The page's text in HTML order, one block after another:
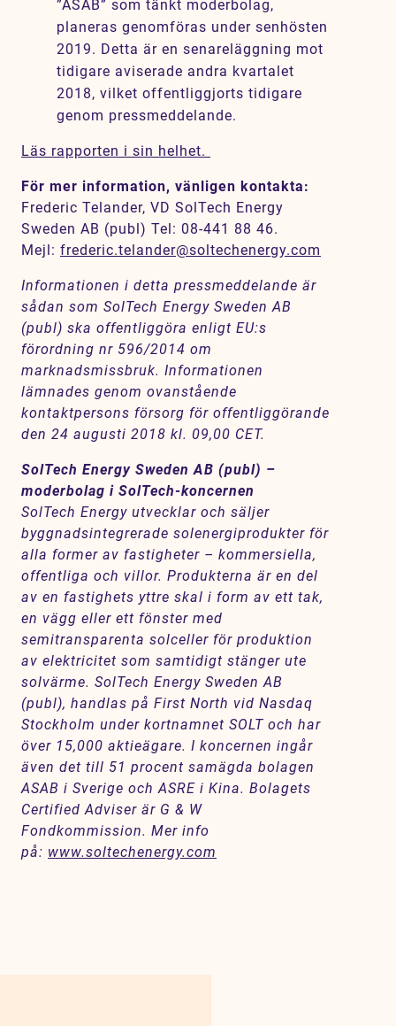
”ASAB” som tänkt moderbolag,
planeras genomföras under senhösten
2019. Detta är en senareläggning mot
tidigare aviserade andra kvartalet
2018, vilket offentliggjorts tidigare
genom pressmeddelande.
Läs rapporten i sin helhet.
För mer information, vänligen kontakta:
Frederic Telander, VD SolTech Energy
Sweden AB (publ) Tel: 08-441 88 46.
Mejl: frederic.telander@soltechenergy.com
Informationen i detta pressmeddelande är
sådan som SolTech Energy Sweden AB
(publ) ska offentliggöra enligt EU:s
förordning nr 596/2014 om
marknadsmissbruk. Informationen
lämnades genom ovanstående
kontaktpersons försorg för offentliggörande
den 24 augusti 2018 kl. 09,00 CET.
SolTech Energy Sweden AB (publ) –
moderbolag i SolTech-koncernen
SolTech Energy utvecklar och säljer
byggnadsintegrerade solenergiprodukter för
alla former av fastigheter – kommersiella,
offentliga och villor. Produkterna är en del
av en fastighets yttre skal i form av ett tak,
en vägg eller ett fönster med
semitransparenta solceller för produktion
av elektricitet som samtidigt stänger ute
solvärme. SolTech Energy Sweden AB
(publ), handlas på First North vid Nasdaq
Stockholm under kortnamnet SOLT och har
över 15,000 aktieägare. I koncernen ingår
även det till 51 procent samägda bolagen
ASAB i Sverige och ASRE i Kina. Bolagets
Certified Adviser är G & W
Fondkommission. Mer info
på: www.soltechenergy.com